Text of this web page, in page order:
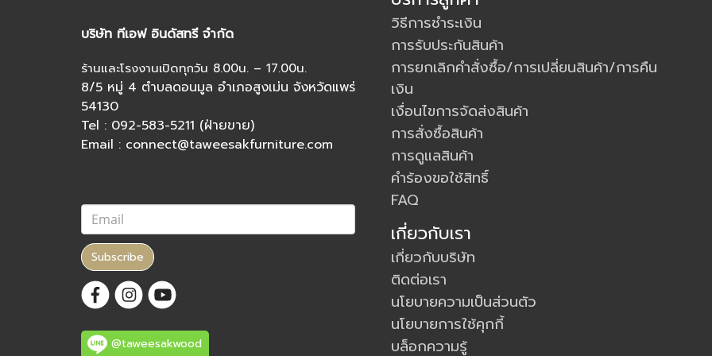
บริษัท ทีเอฟ อินดัสทรี จำกัด
ร้านและโรงงานเปิดทุกวัน 8.00น. – 17.00น.
8/5 หมู่ 4 ตำบลดอนมูล อำเภอสูงเม่น จังหวัดแพร่
54130
Tel : 092-583-5211 (ฝ่ายขาย)
Email : connect@taweesakfurniture.com
Subscribe
@taweesakwood
วิธีการชำระเงิน
การรับประกันสินค้า
การยกเลิกคำสั่งซื้อ/การเปลี่ยนสินค้า/การคืน
เงิน
เงื่อนไขการจัดส่งสินค้า
การสั่งซื้อสินค้า
การดูแลสินค้า
คำร้องขอใช้สิทธิ์
FAQ
เกี่ยวกับเรา
เกี่ยวกับบริษัท
ติดต่อเรา
นโยบายความเป็นส่วนตัว
นโยบายการใช้คุกกี้
บล็อกความรู้